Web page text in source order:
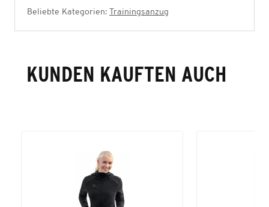
Beliebte Kategorien: Trainingsanzug
KUNDEN KAUFTEN AUCH